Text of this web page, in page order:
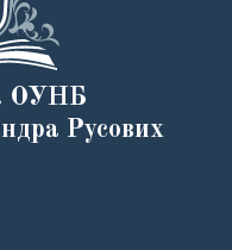
ОУНБ
Русових